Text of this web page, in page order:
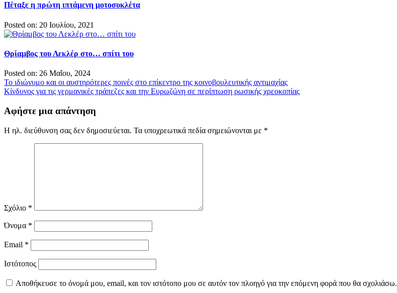
Πέταξε η πρώτη ιπτάμενη μοτοσυκλέτα
Posted on: 20 Ιουλίου, 2021
Θρίαμβος του Λεκλέρ στο… σπίτι του
Posted on: 26 Μαΐου, 2024
Πλοήγηση
άρθρων
Το ιδιώνυμο και οι αυστηρότερες ποινές στο επίκεντρο της κοινοβουλευτικής αντιμαχίας
Κίνδυνος για τις γερμανικές τράπεζες και την Ευρωζώνη σε περίπτωση ρωσικής χρεοκοπίας
Αφήστε μια απάντηση
Η ηλ. διεύθυνση σας δεν δημοσιεύεται. Τα υποχρεωτικά πεδία σημειώνονται με *
Σχόλιο *
Όνομα *
Email *
Ιστότοπος
Αποθήκευσε το όνομά μου, email, και τον ιστότοπο μου σε αυτόν τον πλοηγό για την επόμενη φορά που θα σχολιάσω.